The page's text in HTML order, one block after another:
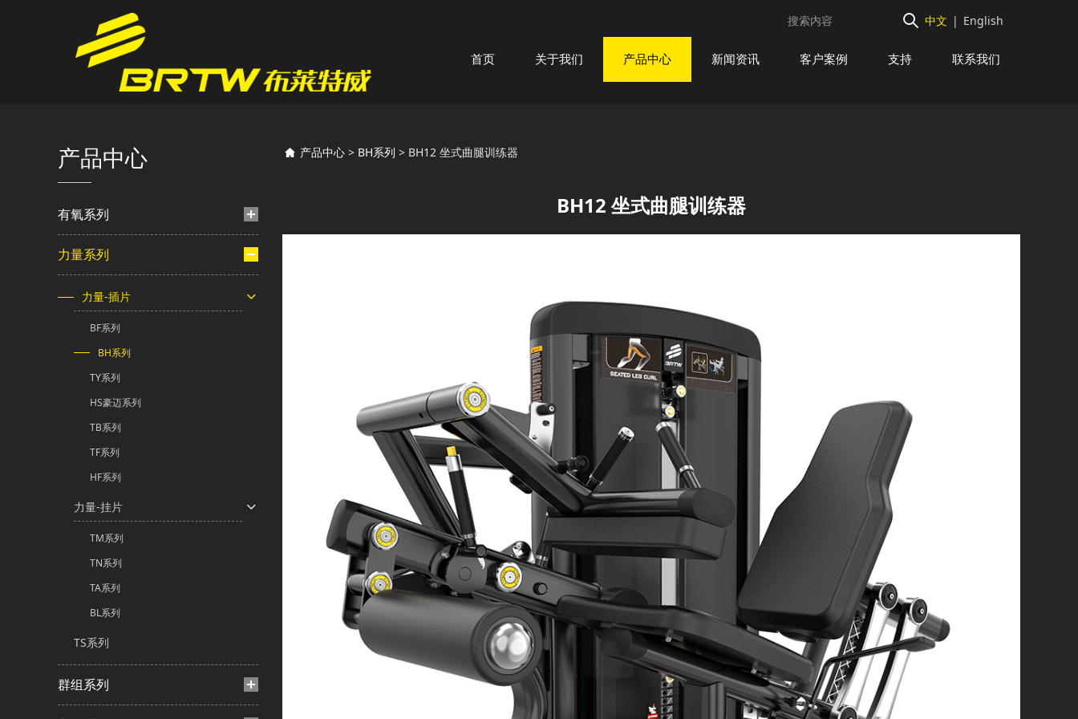
中文 | English
首页 关于我们 产品中心 新闻资讯 客户案例 支持 联系我们
产品中心
有氧系列
力量系列
力量-插片
BF系列
BH系列
TY系列
HS豪迈系列
TB系列
TF系列
HF系列
力量-挂片
TM系列
TN系列
TA系列
BL系列
TS系列
群组系列
BH12 坐式曲腿训练器
产品中心 > BH系列 > BH12 坐式曲腿训练器
BH12 坐式曲腿训练器